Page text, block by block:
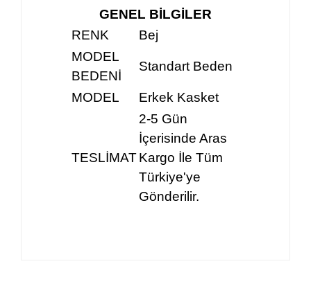
GENEL BİLGİLER
RENK
Bej
MODEL
BEDENİ
Standart Beden
MODEL Erkek Kasket
TESLİMAT
2-5 Gün
İçerisinde Aras
Kargo İle Tüm
Türkiye'ye
Gönderilir.